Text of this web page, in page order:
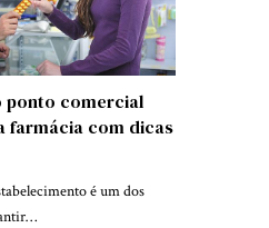
ponto comercial
farmácia com dicas
é um dos